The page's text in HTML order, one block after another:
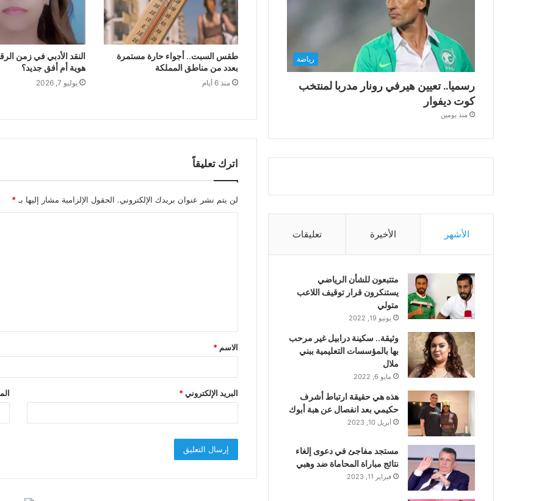
طقس السبت.. أجواء حارة مستمرة
بعدد من مناطق المملكة
منذ 6 أيام
النقد الأدبي في زمن
هوية أم أفق جديد؟
يوليو 7, 2026
اترك تعليقاً
لن يتم نشر عنوان بريدك الإلكتروني. الحقول الإلزامية مشار إليها بـ*
ق
*
الاسم *
البريد الإلكتروني*
رياضة
رسميا.. تعيين هيرفي رونار مدربا لمنتخب
كوت ديفوار
منذ يومين
الأشهر الأخيرة تعليقات
متتبعون للشأن الرياضي
يستنكرون قرار توقيف اللاعب
متولي
يونيو 19, 2022
وثيقة.. سكينة درابيل غير مرحب
بها بالمؤسسات التعليمية ببني
ملال
مايو 6, 2022
هذه هي حقيقة ارتباط أشرف
حكيمي بعد انفصال عن هبة أبوك
أبريل 10, 2023
مستجد مفاجئ في دعوى إلغاء
نتائج مباراة المحاماة ضد وهبي
فبراير 11, 2023